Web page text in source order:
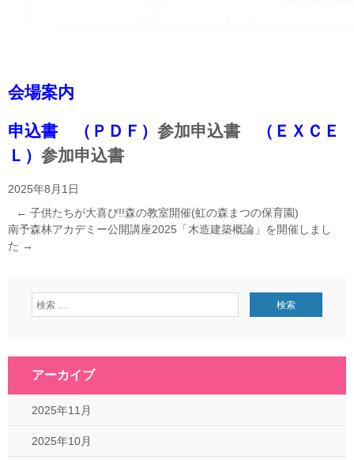
会場案内
申込書 （ＰＤＦ） 参加申込書 （ＥＸＣＥ
Ｌ） 参加申込書
2025年8月1日
← 子供たちが大喜び!!森の教室開催(虹の森まつの保育園)
南予森林アカデミー公開講座2025「木造建築概論」を開催しまし
た →
アーカイブ
2025年11月
2025年10月